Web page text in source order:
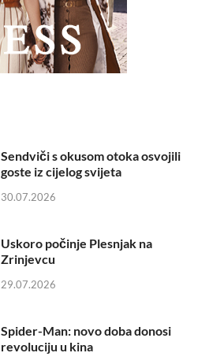
Sendviči s okusom otoka osvojili
goste iz cijelog svijeta
30.07.2026
Uskoro počinje Plesnjak na
Zrinjevcu
29.07.2026
Spider-Man: novo doba donosi
revoluciju u kina